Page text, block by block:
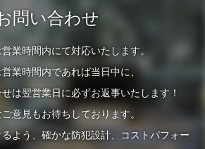
問い合わせ
業時間内にて対応いたします。
業時間内であれば当日中に、
は翌営業日に必ずお返事いたします！
意見もお待ちしております。
よう、確かな防犯設計、コストパフォー